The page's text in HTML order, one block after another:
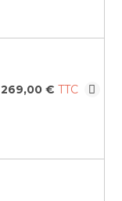
269,00 €